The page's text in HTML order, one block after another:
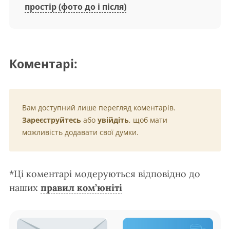
простір (фото до і після)
Коментарі:
Вам доступний лише перегляд коментарів.
Зареєструйтесь або увійдіть, щоб мати
можливість додавати свої думки.
*Ці коментарі модеруються відповідно до
наших правил ком’юніті